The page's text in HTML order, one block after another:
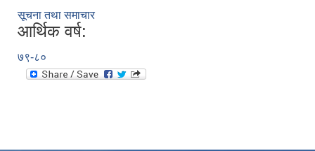
सूचना तथा समाचार
आर्थिक वर्ष:
७९-८०